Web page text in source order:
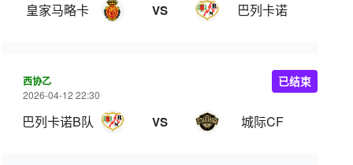
皇家马略卡 VS 巴列卡诺
西协乙
2026-04-12 22:30
巴列卡诺B队 VS 城际CF
已结束